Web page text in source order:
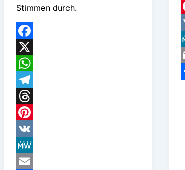
Stimmen durch.
Facebook
X
WhatsApp
Telegram
Threads
Pinterest
VK
MeWe